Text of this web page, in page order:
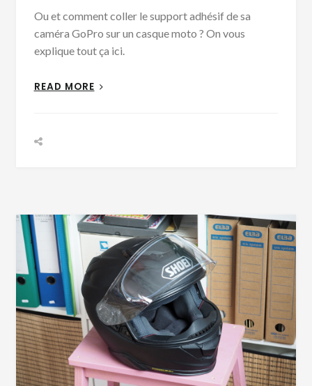
Ou et comment coller le support adhésif de sa
caméra GoPro sur un casque moto ? On vous
explique tout ça ici.
READ MORE